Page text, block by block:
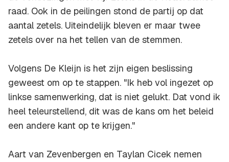
raad. Ook in de peilingen stond de partij op dat
aantal zetels. Uiteindelijk bleven er maar twee
zetels over na het tellen van de stemmen.
Volgens De Kleijn is het zijn eigen beslissing
geweest om op te stappen. "Ik heb vol ingezet op
linkse samenwerking, dat is niet gelukt. Dat vond ik
heel teleurstellend, dit was de kans om het beleid
een andere kant op te krijgen."
Aart van Zevenbergen en Taylan Cicek nemen